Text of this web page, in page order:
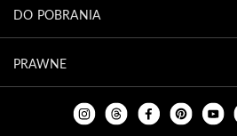
DO POBRANIA
PRAWNE